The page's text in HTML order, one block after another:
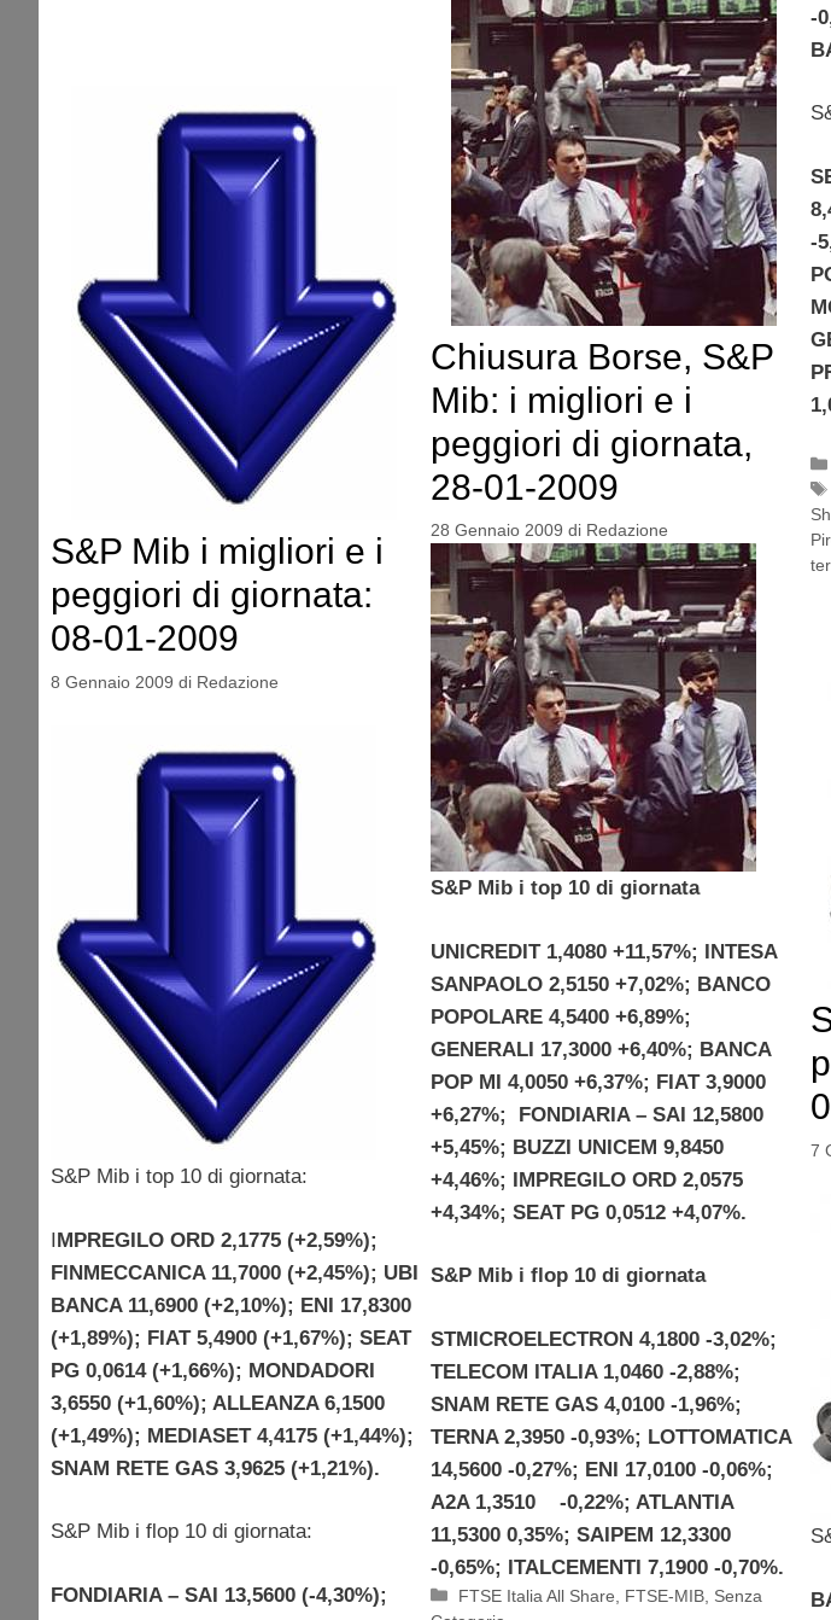
-
-
Chiusura Borse, S&P
Mib: i migliori e i
peggiori di giornata,
28-01-2009
28 Gennaio 2009 di Redazione
S&P Mib i top 10 di giornata
UNICREDIT 1,4080 +11,57%; INTESA
SANPAOLO 2,5150 +7,02%; BANCO
POPOLARE 4,5400 +6,89%;
GENERALI 17,3000 +6,40%; BANCA
POP MI 4,0050 +6,37%; FIAT 3,9000
+6,27%; FONDIARIA – SAI 12,5800
+5,45%; BUZZI UNICEM 9,8450
+4,46%; IMPREGILO ORD 2,0575
+4,34%; SEAT PG 0,0512 +4,07%.
S&P Mib i flop 10 di giornata
STMICROELECTRON 4,1800 -3,02%;
TELECOM ITALIA 1,0460 -2,88%;
SNAM RETE GAS 4,0100 -1,96%;
TERNA 2,3950 -0,93%; LOTTOMATICA
14,5600 -0,27%; ENI 17,0100 -0,06%;
A2A 1,3510 -0,22%; ATLANTIA
11,5300 0,35%; SAIPEM 12,3300
-0,65%; ITALCEMENTI 7,1900 -0,70%.
Categorie
FTSE Italia All Share FTSE-MIB Senza
S&P Mib i migliori e i
peggiori di giornata:
08-01-2009
8 Gennaio 2009 di Redazione
S&P Mib i top 10 di giornata:
IMPREGILO ORD 2,1775 (+2,59%);
FINMECCANICA 11,7000 (+2,45%); UBI
BANCA 11,6900 (+2,10%); ENI 17,8300
(+1,89%); FIAT 5,4900 (+1,67%); SEAT
PG 0,0614 (+1,66%); MONDADORI
3,6550 (+1,60%); ALLEANZA 6,1500
(+1,49%); MEDIASET 4,4175 (+1,44%);
SNAM RETE GAS 3,9625 (+1,21%).
S&P Mib i flop 10 di giornata:
FONDIARIA – SAI 13,5600 (-4,30%);
7